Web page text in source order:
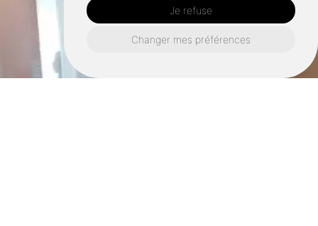
Je refuse
Changer mes préférences